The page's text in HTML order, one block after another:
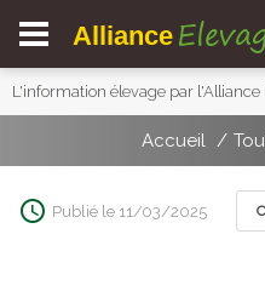
Alliance
L'information élevage par l'Alliance
Accueil
Publié le 11/03/2025